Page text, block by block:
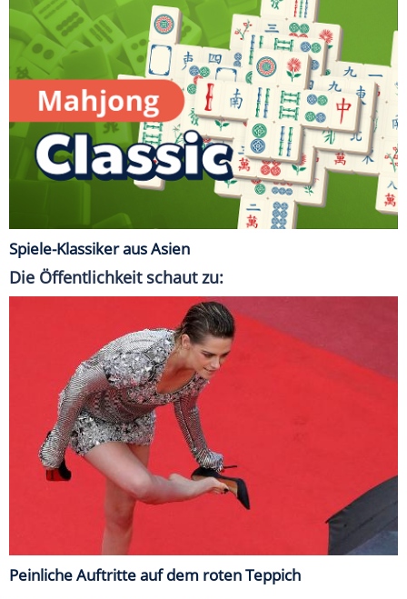
Spiele-Klassiker aus Asien
Die Öffentlichkeit schaut zu:
Peinliche Auftritte auf dem roten Teppich